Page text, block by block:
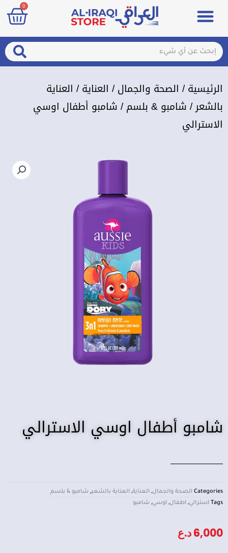
Menu
0
Search
الرئيسية/ الصحة والجمال/ العناية/ العناية
بالشعر/ شامبو & بلسم/ شامبو أطفال اوسي
الاسترالي
شامبو أطفال اوسي الاسترالي
Categories الصحة والجمال, العناية, العناية بالشعر, شامبو & بلسم
Tags استرالي, اطفال, اوسي, شامبو
6,000د.ع